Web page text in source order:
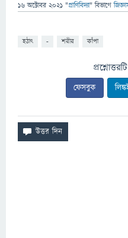
16 অক্টোবর 2021 "প্রাণিবিদ্যা" বিভাগে
হঠাৎ - শরীর কাঁপা
ফেসবুক